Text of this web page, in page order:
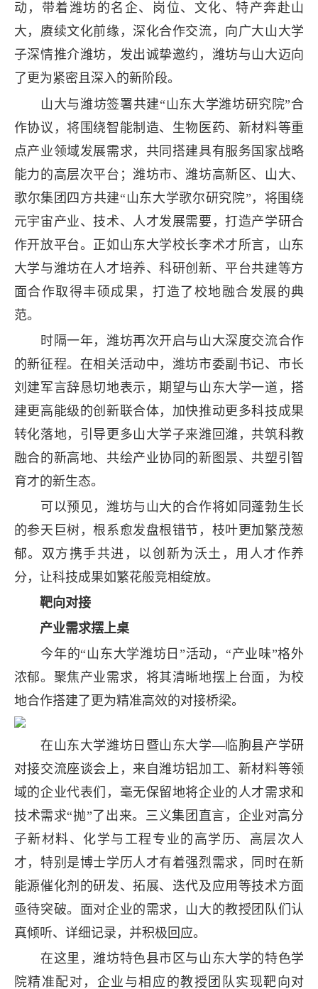
动，带着潍坊的名企、岗位、文化、特产奔赴山
大，赓续文化前缘，深化合作交流，向广大山大学
子深情推介潍坊，发出诚挚邀约，潍坊与山大迈向
了更为紧密且深入的新阶段。
山大与潍坊签署共建“山东大学潍坊研究院”合
作协议，将围绕智能制造、生物医药、新材料等重
点产业领域发展需求，共同搭建具有服务国家战略
能力的高层次平台；潍坊市、潍坊高新区、山大、
歌尔集团四方共建“山东大学歌尔研究院”，将围绕
元宇宙产业、技术、人才发展需要，打造产学研合
作开放平台。正如山东大学校长李术才所言，山东
大学与潍坊在人才培养、科研创新、平台共建等方
面合作取得丰硕成果，打造了校地融合发展的典
范。
时隔一年，潍坊再次开启与山大深度交流合作
的新征程。在相关活动中，潍坊市委副书记、市长
刘建军言辞恳切地表示，期望与山东大学一道，搭
建更高能级的创新联合体，加快推动更多科技成果
转化落地，引导更多山大学子来潍回潍，共筑科教
融合的新高地、共绘产业协同的新图景、共塑引智
育才的新生态。
可以预见，潍坊与山大的合作将如同蓬勃生长
的参天巨树，根系愈发盘根错节，枝叶更加繁茂葱
郁。双方携手共进，以创新为沃土，用人才作养
分，让科技成果如繁花般竞相绽放。
靶向对接
产业需求摆上桌
今年的“山东大学潍坊日”活动，“产业味”格外
浓郁。聚焦产业需求，将其清晰地摆上台面，为校
地合作搭建了更为精准高效的对接桥梁。
在山东大学潍坊日暨山东大学—临朐县产学研
对接交流座谈会上，来自潍坊铝加工、新材料等领
域的企业代表们，毫无保留地将企业的人才需求和
技术需求“抛”了出来。三义集团直言，企业对高分
子新材料、化学与工程专业的高学历、高层次人
才，特别是博士学历人才有着强烈需求，同时在新
能源催化剂的研发、拓展、迭代及应用等技术方面
亟待突破。面对企业的需求，山大的教授团队们认
真倾听、详细记录，并积极回应。
在这里，潍坊特色县市区与山东大学的特色学
院精准配对，企业与相应的教授团队实现靶向对